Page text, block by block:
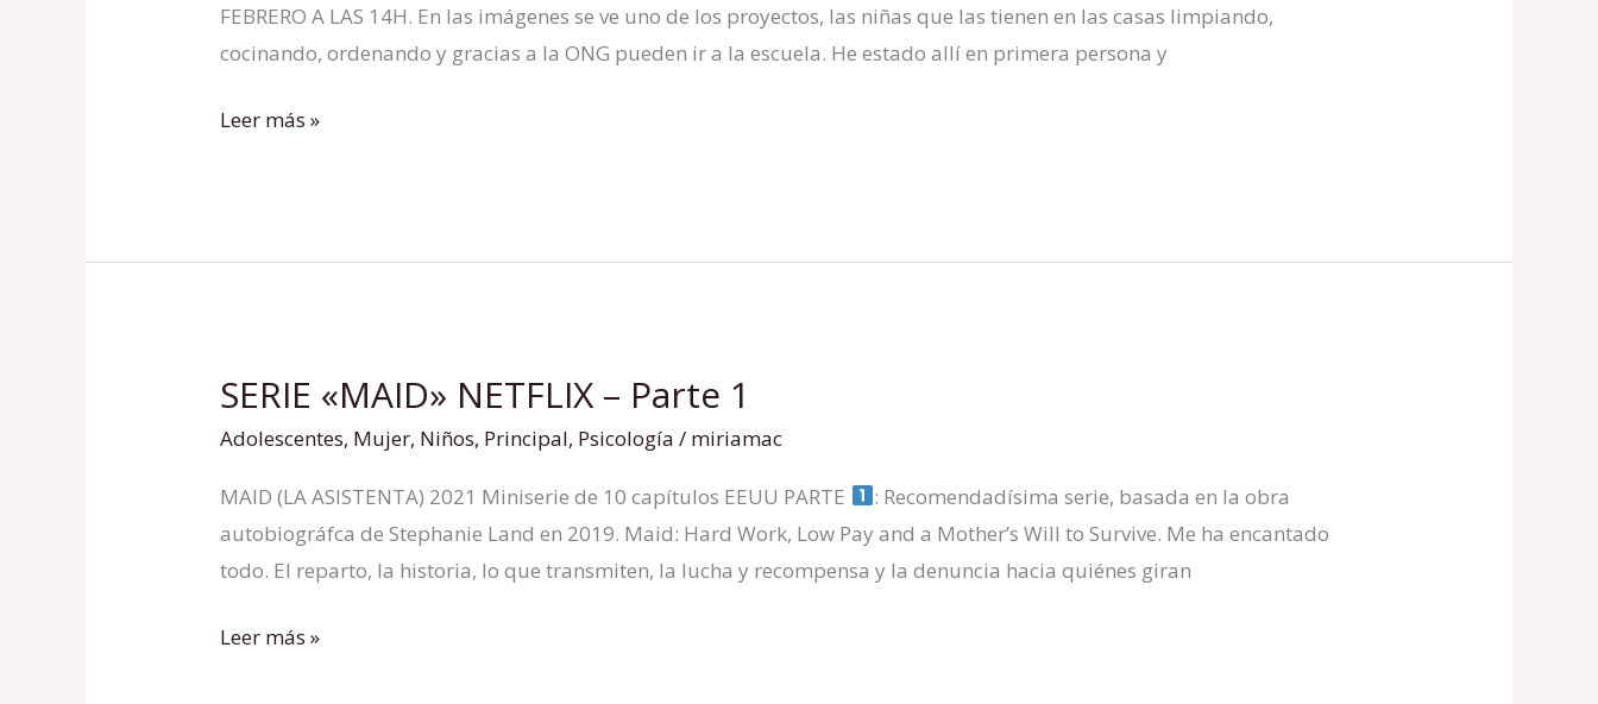
FEBRERO A LAS 14H. En las imágenes se ve uno de los proyectos, las niñas que las tienen en las casas limpiando,
cocinando, ordenando y gracias a la ONG pueden ir a la escuela. He estado allí en primera persona y
ONG
Leer más »
SERIE «MAID» NETFLIX – Parte 1
Adolescentes, Mujer, Niños, Principal, Psicología / miriamac
MAID (LA ASISTENTA) 2021 Miniserie de 10 capítulos EEUU PARTE
: Recomendadísima serie, basada en la obra
autobiográfca de Stephanie Land en 2019. Maid: Hard Work, Low Pay and a Mother’s Will to Survive. Me ha encantado
todo. El reparto, la historia, lo que transmiten, la lucha y recompensa y la denuncia hacia quiénes giran
SERIE
«MAID»
–
Parte
1
Leer más »